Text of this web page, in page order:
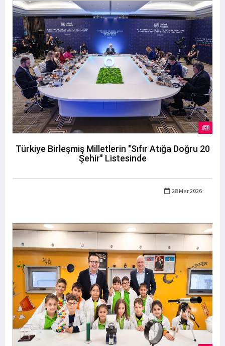
Türkiye Birleşmiş Milletlerin "Sıfır Atığa Doğru 20
Şehir" Listesinde
28 Mar 2026